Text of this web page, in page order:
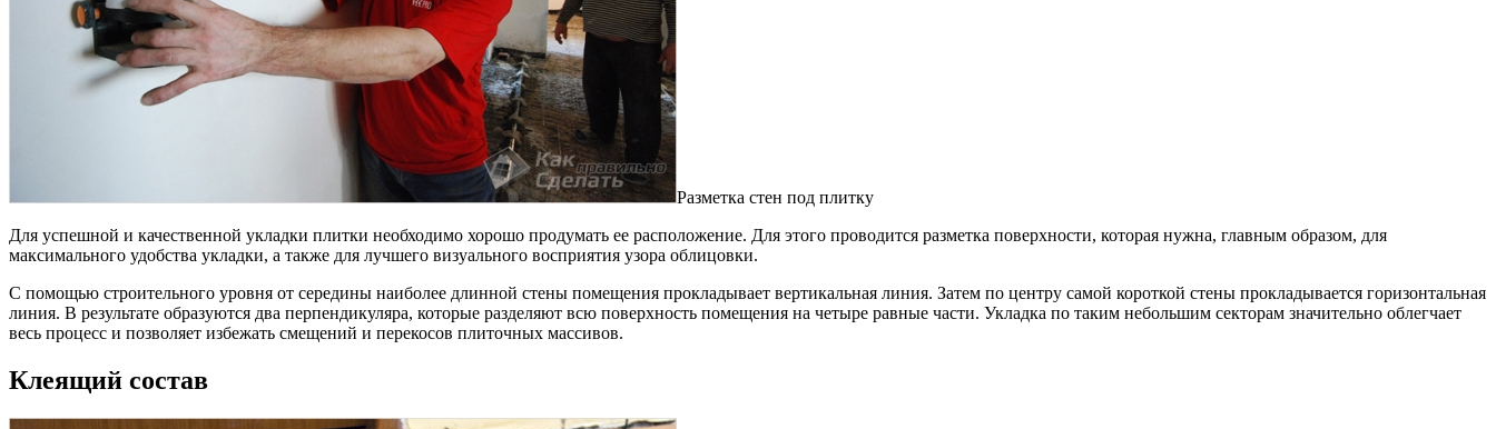
Разметка стен под плитку
Для успешной и качественной укладки плитки необходимо хорошо продумать ее расположение. Для этого проводится разметка поверхности, которая нужна, главным образом, для
максимального удобства укладки, а также для лучшего визуального восприятия узора облицовки.
С помощью строительного уровня от середины наиболее длинной стены помещения прокладывает вертикальная линия. Затем по центру самой короткой стены прокладывается горизонтальная
линия. В результате образуются два перпендикуляра, которые разделяют всю поверхность помещения на четыре равные части. Укладка по таким небольшим секторам значительно облегчает
весь процесс и позволяет избежать смещений и перекосов плиточных массивов.
Клеящий состав